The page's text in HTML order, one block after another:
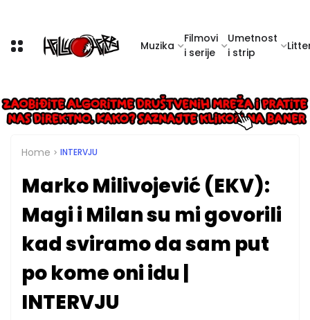
Muzika
Filmovi
i serije
Umetnost
i strip
Home INTERVJU
Marko Milivojević (EKV):
Magi i Milan su mi govorili
kad sviramo da sam put
po kome oni idu |
INTERVJU